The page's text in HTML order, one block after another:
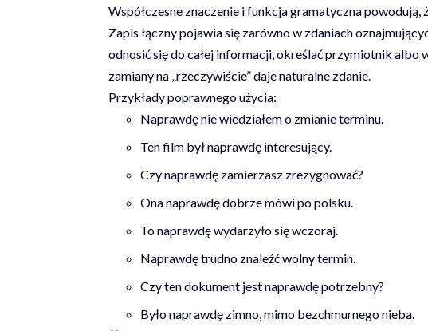
Współczesne znaczenie i funkcja gramatyczna powodują,
Zapis łączny pojawia się zarówno w zdaniach
odnosić się do całej informacji, określać przymiotnik
zamiany na „rzeczywiście” daje naturalne zdanie.
Przykłady poprawnego użycia:
Naprawdę nie wiedziałem o zmianie terminu.
Ten film był naprawdę interesujący.
Czy naprawdę zamierzasz zrezygnować?
Ona naprawdę dobrze mówi po polsku.
To naprawdę wydarzyło się wczoraj.
Naprawdę trudno znaleźć wolny termin.
Czy ten dokument jest naprawdę potrzebny?
Było naprawdę zimno, mimo bezchmurnego nieba.